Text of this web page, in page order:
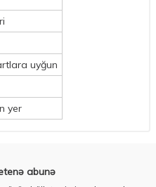
uyğun
yer
abunə